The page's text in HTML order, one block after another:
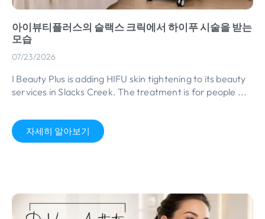
아이뷰티플러스의 슬랙스 크릭에서 하이푸 시술을 받는
모습
07/23/2026
I Beauty Plus is adding HIFU skin tightening to its beauty
services in Slacks Creek.The treatment is for people ...
자세히 알아보기